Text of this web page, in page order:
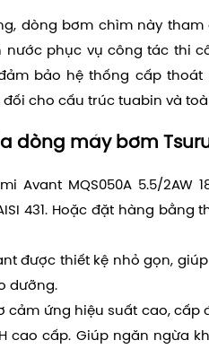
dòng bơm chìm này tham
nước phục vụ công tác thi
bảo hệ thống cấp
đối cho cấu trúc tuabin và
dòng máy bơm
Avant MQS050A 5.5/2AW
431. Hoặc đặt hàng bằng
được thiết kệ nhỏ gọn,
dưỡng.
ứng hiệu suất cao, cấp
cao cấp. Giúp ngăn ngừa